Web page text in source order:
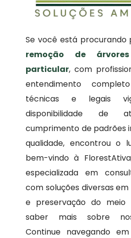
Se você está procurando
remoção de
particular, com
entendimento
técnicas e legais
disponibilidade de
cumprimento de padrões
qualidade, encontrou o
bem-vindo à
especializada em
com soluções diversas
e preservação do meio
saber mais sobre
Continue navegando